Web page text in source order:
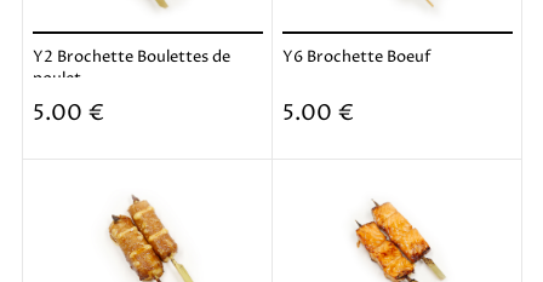
Y2 Brochette Boulettes de
poulet
5.00 €
Y6 Brochette Boeuf
5.00 €